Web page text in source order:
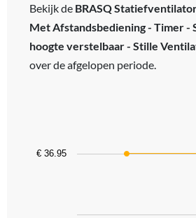
Bekijk de BRASQ
Met Afstandsbediening - Timer -
hoogte verstelbaar - Stille
over de afgelopen periode.
The chart has 1 Y axis displaying
€ 36.95